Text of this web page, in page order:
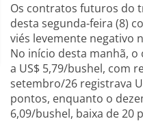
Os contratos futuros do
desta segunda-feira (8)
viés levemente negativo
No início desta manhã,
a US$ 5,79/bushel, com
setembro/26 registrava
pontos, enquanto o
6,09/bushel, baixa de 20